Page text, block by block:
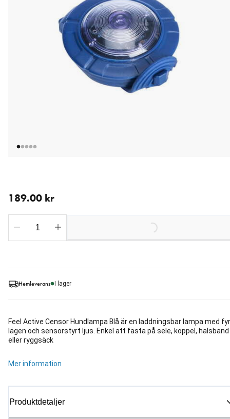
Hemleverans I lager
Feel Active Censor Hundlampa Blå är en laddningsbar lampa med
lägen och sensorstyrt ljus. Enkel att fästa på sele, koppel, halsband
eller ryggsäck
Mer information
Produktdetaljer
189.00 kr
Loading...